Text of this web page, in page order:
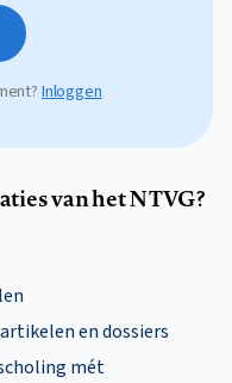
Inloggen
van het NTVG?
en dossiers
mét